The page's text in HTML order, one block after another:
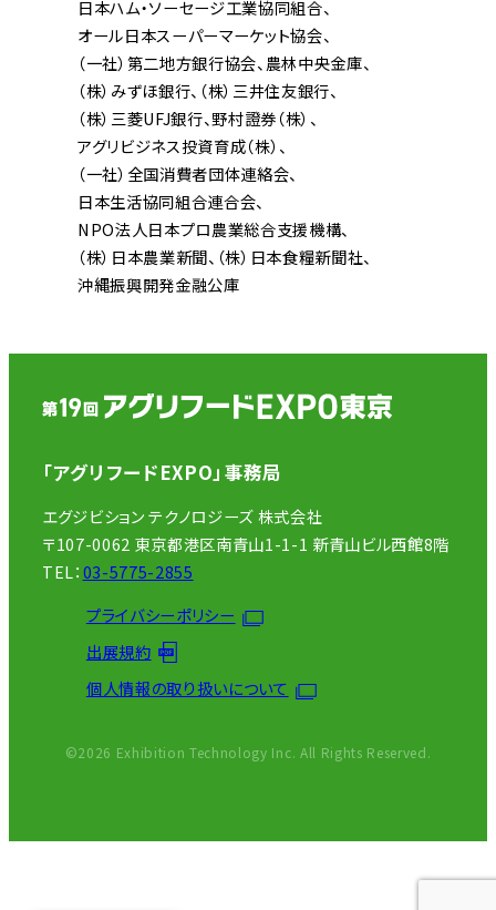
日本ハム・ソーセージ工業協同組合
オール日本スーパーマーケット協会
（一社）第二地方銀行協会 農林中央金庫
（株）みずほ銀行 （株）三井住友銀行
（株）三菱UFJ銀行 野村證券（株）
アグリビジネス投資育成（株）
（一社）全国消費者団体連絡会
日本生活協同組合連合会
NPO法人日本プロ農業総合支援機構
（株）日本農業新聞 （株）日本食糧新聞社
沖縄振興開発金融公庫
「アグリフードEXPO」事務局
エグジビション テクノロジーズ 株式会社
〒107-0062 東京都港区南青山1-1-1 新青山ビル西館8階
TEL：03-5775-2855
プライバシーポリシー
出展規約
個人情報の取り扱いについて
©2026 Exhibition Technology Inc. All Rights Reserved.